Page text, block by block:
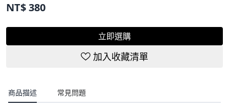
NT$380
立即選購
加入收藏清單
商品描述 常見問題